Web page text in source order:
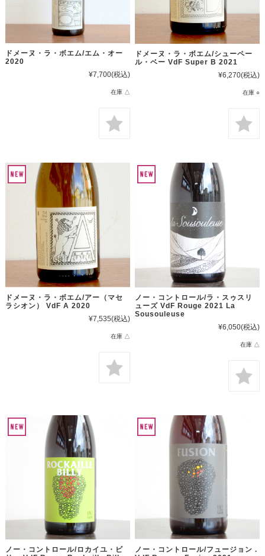
ドメーヌ・ラ・ボエム/エム・オー
2020
¥7,700(税込)
在庫 △
ドメーヌ・ラ・ボエム/シューペー
ル・ベー VdF Super B 2021
¥6,270(税込)
在庫 ○
ドメーヌ・ラ・ボエム/アー（マセ
ラシオン） VdF A 2020
¥7,535(税込)
在庫 △
ノー・コントロール/ラ・スゥスリ
ューズ VdF Rouge 2021 La
Sousouleuse
¥6,050(税込)
在庫 △
ノー・コントロール/ロカイユ・ビ
ノー・コントロール/フュージョン .